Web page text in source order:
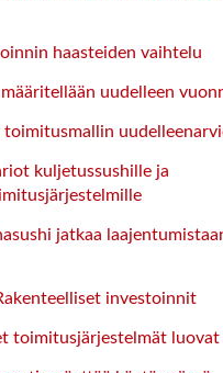
haasteiden vaihtelu
uudelleen
toimitusmallin
kuljetussushille ja
jatkaa
investoinnit
toimitusjärjestelmät luovat